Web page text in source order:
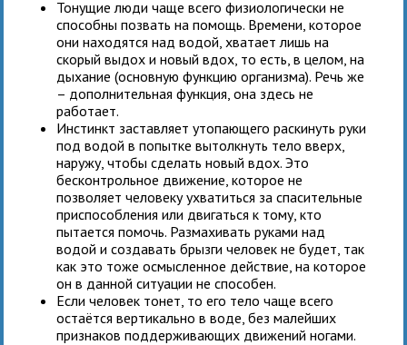
Тонущие люди чаще всего физиологически не
способны позвать на помощь. Времени, которое
они находятся над водой, хватает лишь на
скорый выдох и новый вдох, то есть, в целом, на
дыхание (основную функцию организма). Речь же
– дополнительная функция, она здесь не
работает.
Инстинкт заставляет утопающего раскинуть руки
под водой в попытке вытолкнуть тело вверх,
наружу, чтобы сделать новый вдох. Это
бесконтрольное движение, которое не
позволяет человеку ухватиться за спасительные
приспособления или двигаться к тому, кто
пытается помочь. Размахивать руками над
водой и создавать брызги человек не будет, так
как это тоже осмысленное действие, на которое
он в данной ситуации не способен.
Если человек тонет, то его тело чаще всего
остаётся вертикально в воде, без малейших
признаков поддерживающих движений ногами.